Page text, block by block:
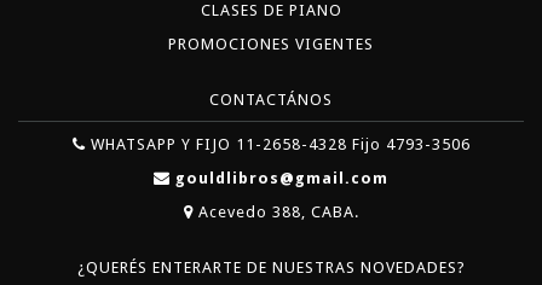
CLASES DE PIANO
PROMOCIONES VIGENTES
CONTACTÁNOS
WHATSAPP Y FIJO 11-2658-4328 Fijo 4793-3506
gouldlibros@gmail.com
Acevedo 388, CABA.
¿QUERÉS ENTERARTE DE NUESTRAS NOVEDADES?